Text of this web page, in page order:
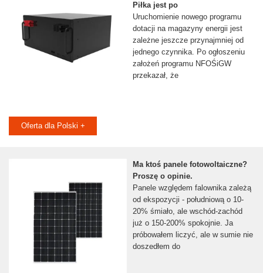
Piłka jest po
Uruchomienie nowego programu
dotacji na magazyny energii jest
zależne jeszcze przynajmniej od
jednego czynnika. Po ogłoszeniu
założeń programu NFOŚiGW
przekazał, że
Oferta dla Polski +
Ma ktoś panele fotowoltaiczne?
Proszę o opinie.
Panele względem falownika zależą
od ekspozycji - południową o 10-
20% śmiało, ale wschód-zachód
już o 150-200% spokojnie. Ja
próbowałem liczyć, ale w sumie nie
doszedłem do